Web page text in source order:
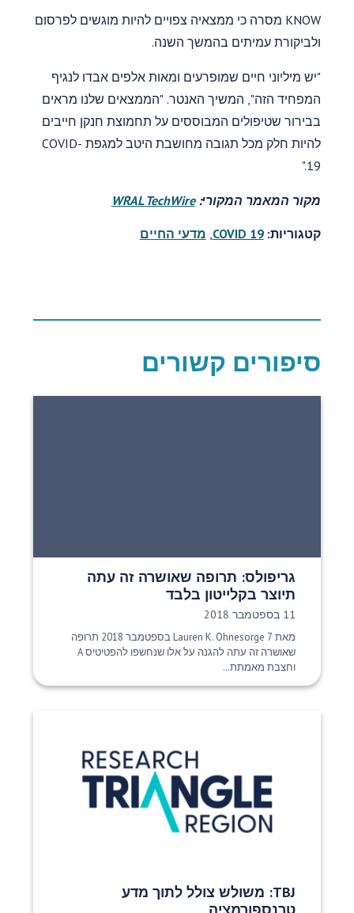
KNOW מסרה כי ממצאיה צפויים להיות מוגשים לפרסום
ולביקורת עמיתים בהמשך השנה.
"יש מיליוני חיים שמופרעים ומאות אלפים אבדו לנגיף
המפחיד הזה", המשיך האנטר. "הממצאים שלנו מראים
בבירור שטיפולים המבוססים על תחמוצת חנקן חייבים
להיות חלק מכל תגובה מחושבת היטב למגפת COVID-
19."
מקור המאמר המקורי:WRAL TechWire
קטגוריות: COVID 19 מדעי החיים
סיפורים קשורים
גריפולס: תרופה שאושרה זה עתה
תיוצר בקלייטון בלבד
תאריך פרסום:
11 בספטמבר 2018
מאת Lauren K. Ohnesorge 7 בספטמבר 2018 תרופה
שאושרה זה עתה להגנה על אלו שנחשפו להפטיטיס A
וחצבת מאמתת...
TBJ: משולש צולל לתוך מדע